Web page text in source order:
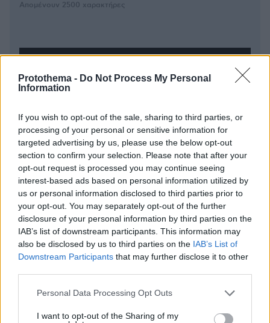
Protothema - Do Not Process My Personal
Information
If you wish to opt-out of the sale, sharing to third parties, or
processing of your personal or sensitive information for
targeted advertising by us, please use the below opt-out
section to confirm your selection. Please note that after your
opt-out request is processed you may continue seeing
interest-based ads based on personal information utilized by
us or personal information disclosed to third parties prior to
your opt-out. You may separately opt-out of the further
disclosure of your personal information by third parties on the
IAB’s list of downstream participants. This information may
also be disclosed by us to third parties on the IAB’s List of
Downstream Participants that may further disclose it to other
Please note that this website/app uses one or more Google
not limited to your visit or usage behaviour. You may click to
Personal Data Processing Opt Outs
I want to opt-out of the Sharing of my
Απομένουν 2500 χαρακτήρες
ΡΟΗ ΕΙΔΗΣΕΩΝ
Ειδήσεις Δημοφιλή Σχολιασμένα
Μετανάστης βρήκε τραγικό θάνατο όταν επιχείρησε να
μπει στη Θέουτα με αλεξίπτωτο πλαγιάς, δείτε βίντεο
πριν 8 λεπτά
μετέτρεψαν σε φοβικό αρχηγικό κόμμα
πριν 9 λεπτά
πριν 12 λεπτά